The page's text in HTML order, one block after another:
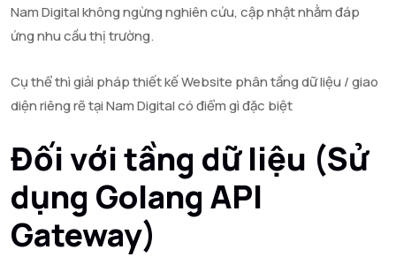
Nam Digital không ngừng nghiên cứu, cập nhật nhằm đáp
ứng nhu cầu thị trường.
Cụ thể thì giải pháp thiết kế Website phân tầng dữ liệu / giao
diện riêng rẽ tại Nam Digital có điểm gì đặc biệt
Đối với tầng dữ liệu (Sử
dụng Golang API
Gateway)